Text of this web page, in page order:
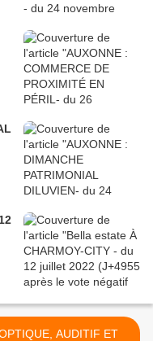
AUDITIF ET